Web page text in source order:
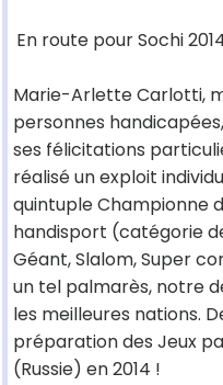
En route pour Sochi
Marie-Arlette Carlotti,
personnes
ses félicitations
réalisé un exploit
quintuple Championne
handisport (catégorie
Géant, Slalom, Super
un tel palmarès, notre
les meilleures nations.
préparation des Jeux
(Russie) en 2014 !